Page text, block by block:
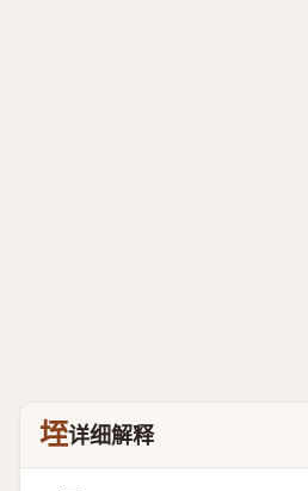
垤详细解释